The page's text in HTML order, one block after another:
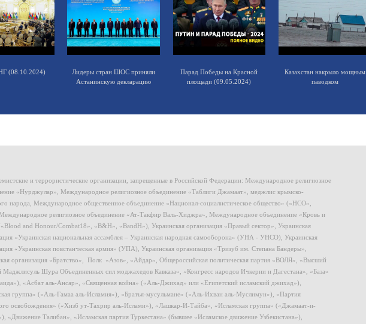
(08.10.2024)
Лидеры стран ШОС приняли
Астанинскую декларацию
Парад Победы на Красной
площади (09.05.2024)
Казахстан накрыло мощным
паводком
и террористические организации, запрещенные в Российской Федерации: Международное религиозное
«Нурджулар», Международное религиозное объединение «Таблиги Джамаат», меджлис крымско-
народа, Международное общественное объединение «Национал-социалистическое общество» («НСО»,
религиозное объединение «Ат-Такфир Валь-Хиджра», Международное объединение «Кровь и
and Honour/Combat18», «B&H», «BandH»), Украинская организация «Правый сектор», Украинская
«Украинская национальная ассамблея – Украинская народная самооборона» (УНА - УНСО), Украинская
«Украинская повстанческая армия» (УПА), Украинская организация «Тризуб им. Степана Бандеры»,
организация «Братство», Полк «Азов», «Айдар», Общероссийская политическая партия «ВОЛЯ», «Высший
Маджлисуль Шура Объединенных сил моджахедов Кавказа», «Конгресс народов Ичкерии и Дагестана», «База»
«Асбат аль-Ансар», «Священная война» («Аль-Джихад» или «Египетский исламский джихад»),
группа» («Аль-Гамаа аль-Исламия»), «Братья-мусульмане» («Аль-Ихван аль-Муслимун»), «Партия
освобождения» («Хизб ут-Тахрир аль-Ислами»), «Лашкар-И-Тайба», «Исламская группа» («Джамаат-и-
«Движение Талибан», «Исламская партия Туркестана» (бывшее «Исламское движение Узбекистана»),